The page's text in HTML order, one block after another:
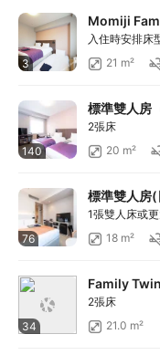
3
Momiji
入住時安排床
21 m²
140
標準雙人房
2張床
20 m²
76
標準雙人房(
1張雙人床或
18 m²
34
2張床
21.0 m²